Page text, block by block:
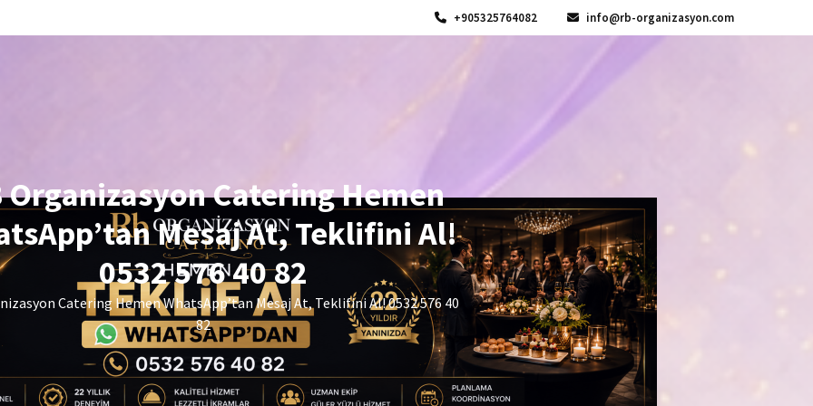
+905325764082 info@rb-organizasyon.com
Organizasyon Catering Hemen
Mesaj At, Teklifini Al!
0532 576 40 82
Catering Hemen WhatsApp’tan Mesaj At, Teklifini Al! 0532 576 40
82